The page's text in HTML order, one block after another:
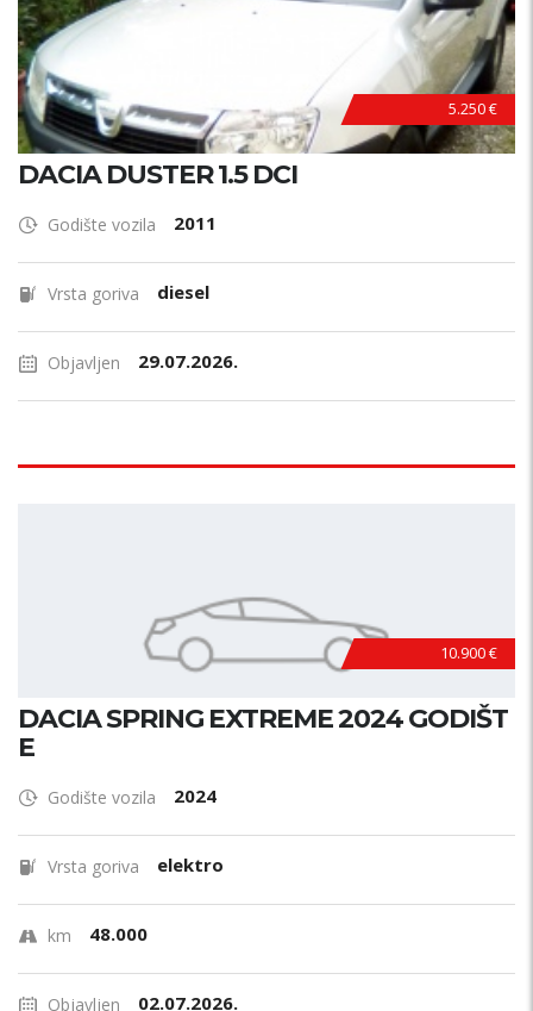
5.250 €
DACIA DUSTER 1.5 DCI
Godište vozila 2011
Vrsta goriva diesel
Objavljen 29.07.2026.
10.900 €
DACIA SPRING EXTREME 2024 GODIŠT
E
Godište vozila 2024
Vrsta goriva elektro
km 48.000
Objavljen 02.07.2026.